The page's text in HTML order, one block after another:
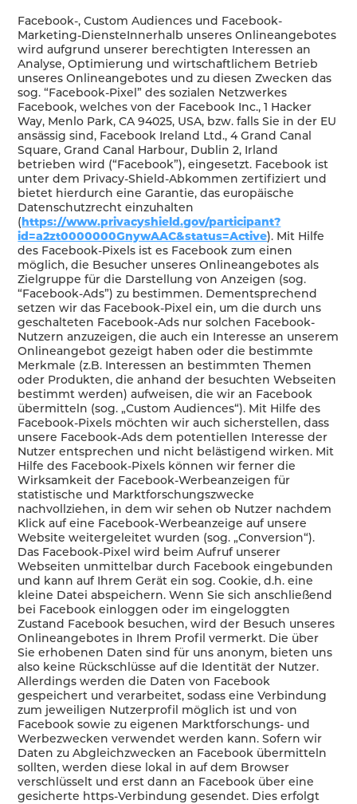
Facebook-, Custom Audiences und Facebook-
Marketing-DiensteInnerhalb unseres Onlineangebotes
wird aufgrund unserer berechtigten Interessen an
Analyse, Optimierung und wirtschaftlichem Betrieb
unseres Onlineangebotes und zu diesen Zwecken das
sog. “Facebook-Pixel” des sozialen Netzwerkes
Facebook, welches von der Facebook Inc., 1 Hacker
Way, Menlo Park, CA 94025, USA, bzw. falls Sie in der EU
ansässig sind, Facebook Ireland Ltd., 4 Grand Canal
Square, Grand Canal Harbour, Dublin 2, Irland
betrieben wird (“Facebook”), eingesetzt. Facebook ist
unter dem Privacy-Shield-Abkommen zertifiziert und
bietet hierdurch eine Garantie, das europäische
Datenschutzrecht einzuhalten
(https://www.privacyshield.gov/participant?
id=a2zt0000000GnywAAC&status=Active). Mit Hilfe
des Facebook-Pixels ist es Facebook zum einen
möglich, die Besucher unseres Onlineangebotes als
Zielgruppe für die Darstellung von Anzeigen (sog.
“Facebook-Ads”) zu bestimmen. Dementsprechend
setzen wir das Facebook-Pixel ein, um die durch uns
geschalteten Facebook-Ads nur solchen Facebook-
Nutzern anzuzeigen, die auch ein Interesse an unserem
Onlineangebot gezeigt haben oder die bestimmte
Merkmale (z.B. Interessen an bestimmten Themen
oder Produkten, die anhand der besuchten Webseiten
bestimmt werden) aufweisen, die wir an Facebook
übermitteln (sog. „Custom Audiences“). Mit Hilfe des
Facebook-Pixels möchten wir auch sicherstellen, dass
unsere Facebook-Ads dem potentiellen Interesse der
Nutzer entsprechen und nicht belästigend wirken. Mit
Hilfe des Facebook-Pixels können wir ferner die
Wirksamkeit der Facebook-Werbeanzeigen für
statistische und Marktforschungszwecke
nachvollziehen, in dem wir sehen ob Nutzer nachdem
Klick auf eine Facebook-Werbeanzeige auf unsere
Website weitergeleitet wurden (sog. „Conversion“).
Das Facebook-Pixel wird beim Aufruf unserer
Webseiten unmittelbar durch Facebook eingebunden
und kann auf Ihrem Gerät ein sog. Cookie, d.h. eine
kleine Datei abspeichern. Wenn Sie sich anschließend
bei Facebook einloggen oder im eingeloggten
Zustand Facebook besuchen, wird der Besuch unseres
Onlineangebotes in Ihrem Profil vermerkt. Die über
Sie erhobenen Daten sind für uns anonym, bieten uns
also keine Rückschlüsse auf die Identität der Nutzer.
Allerdings werden die Daten von Facebook
gespeichert und verarbeitet, sodass eine Verbindung
zum jeweiligen Nutzerprofil möglich ist und von
Facebook sowie zu eigenen Marktforschungs- und
Werbezwecken verwendet werden kann. Sofern wir
Daten zu Abgleichzwecken an Facebook übermitteln
sollten, werden diese lokal in auf dem Browser
verschlüsselt und erst dann an Facebook über eine
gesicherte https-Verbindung gesendet. Dies erfolgt